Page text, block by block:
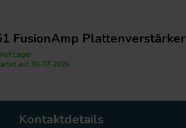
FusionAmp Plattenverstärker
Lager
auf 30-07-2026
Kontaktdetails